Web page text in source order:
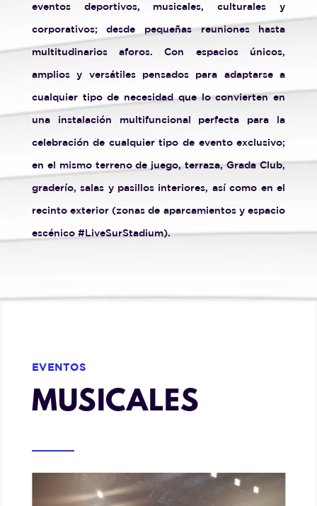
eventos deportivos, musicales, culturales y
corporativos; desde pequeñas reuniones hasta
multitudinarios aforos. Con espacios únicos,
amplios y versátiles pensados para adaptarse a
cualquier tipo de necesidad que lo convierten en
una instalación multifuncional perfecta para la
celebración de cualquier tipo de evento exclusivo;
en el mismo terreno de juego, terraza, Grada Club,
graderío, salas y pasillos interiores, así como en el
recinto exterior (zonas de aparcamientos y espacio
escénico #LiveSurStadium).
EVENTOS
MUSICALES